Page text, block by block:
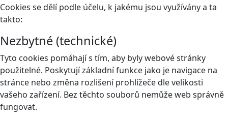
Cookies se dělí podle účelu, k jakému jsou využívány a ta
takto:
Nezbytné (technické)
Tyto cookies pomáhají s tím, aby byly webové stránky
použitelné. Poskytují základní funkce jako je navigace na
stránce nebo změna rozlišení prohlížeče dle velikosti
vašeho zařízení. Bez těchto souborů nemůže web správně
fungovat.